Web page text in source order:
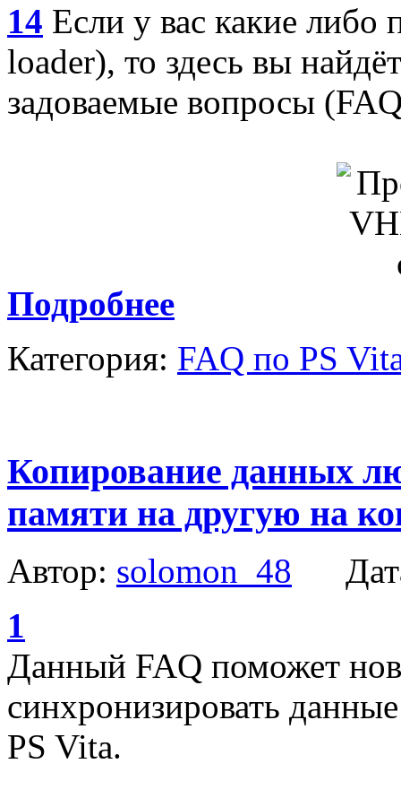
14 Если у вас какие
loader), то здесь вы
задоваемые вопросы
Подробнее
Категория: FAQ по PS
Копирование данных
памяти на другую на
Автор: solomon_48
1
Данный FAQ поможет
синхронизировать
PS Vita.